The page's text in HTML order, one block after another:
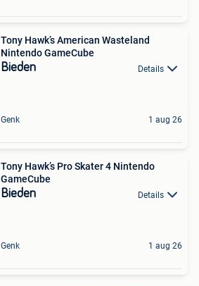
Tony Hawk’s American Wasteland
Nintendo GameCube
Bieden Details
Genk 1 aug 26
Tony Hawk’s Pro Skater 4 Nintendo
GameCube
Bieden Details
Genk 1 aug 26